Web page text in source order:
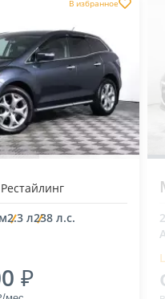
В избранное
2.3 л238 л.с.